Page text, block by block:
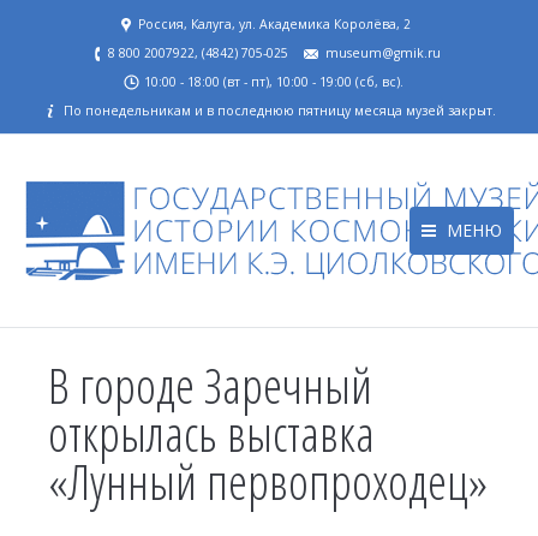
Россия, Калуга, ул. Академика Королёва, 2
8 800 2007922, (4842) 705-025
museum@gmik.ru
10:00 - 18:00 (вт - пт), 10:00 - 19:00 (сб, вс).
По понедельникам и в последнюю пятницу месяца музей закрыт.
МЕНЮ
В городе Заречный
открылась выставка
«Лунный первопроходец»